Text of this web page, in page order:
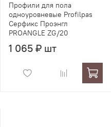
Профили для пола
одноуровневые Profilpas
Серфикс Проэнгл
PROANGLE ZG/20
1 065 ₽ шт